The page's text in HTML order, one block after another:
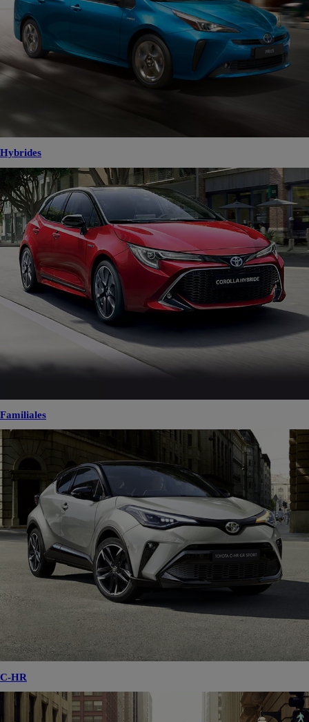
Hybrides
Familiales
C-HR